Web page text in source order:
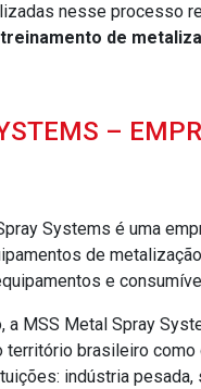
nesse processo
treinamento de
–
Systems é uma
de
e
a MSS Metal Spray
território brasileiro
indústria